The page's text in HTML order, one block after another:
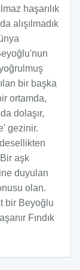
haşarılık
alışılmadık
bir başka
ortamda,
dolaşır,
gezinir.
aşk
duyulan
olan.
bir Beyoğlu
Fındık